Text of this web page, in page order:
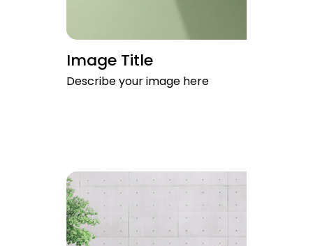
Image Title
Describe your image here